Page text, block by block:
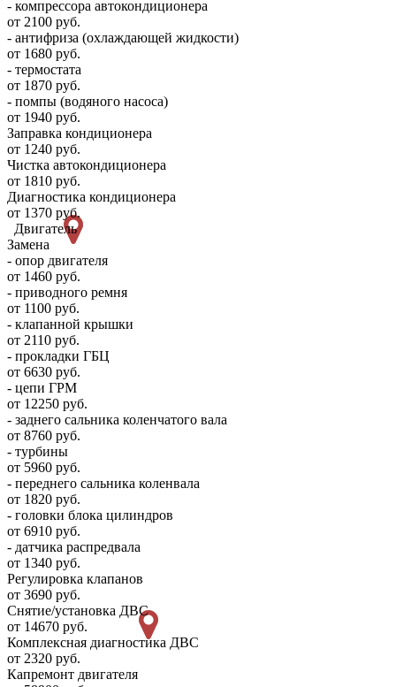
- компрессора автокондиционера
от 2100 руб.
- антифриза (охлаждающей жидкости)
от 1680 руб.
- термостата
от 1870 руб.
- помпы (водяного насоса)
от 1940 руб.
Заправка кондиционера
от 1240 руб.
Чистка автокондиционера
от 1810 руб.
Диагностика кондиционера
от 1370 руб.
Двигатель
Замена
- опор двигателя
от 1460 руб.
- приводного ремня
от 1100 руб.
- клапанной крышки
от 2110 руб.
- прокладки ГБЦ
от 6630 руб.
- цепи ГРМ
от 12250 руб.
- заднего сальника коленчатого вала
от 8760 руб.
- турбины
от 5960 руб.
- переднего сальника коленвала
от 1820 руб.
- головки блока цилиндров
от 6910 руб.
- датчика распредвала
от 1340 руб.
Регулировка клапанов
от 3690 руб.
Снятие/установка ДВС
от 14670 руб.
Комплексная диагностика ДВС
от 2320 руб.
Капремонт двигателя